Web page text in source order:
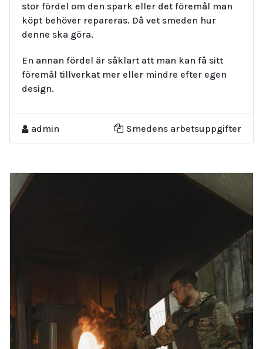
stor fördel om den spark eller det föremål man
köpt behöver repareras. Då vet smeden hur
denne ska göra.
En annan fördel är såklart att man kan få sitt
föremål tillverkat mer eller mindre efter egen
design.
admin Smedens arbetsuppgifter